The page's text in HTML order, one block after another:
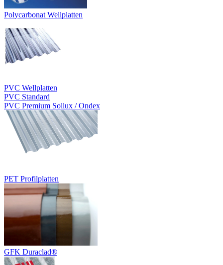
Polycarbonat Wellplatten
PVC Wellplatten
PVC Standard
PVC Premium Sollux / Ondex
PET Profilplatten
GFK Duraclad®